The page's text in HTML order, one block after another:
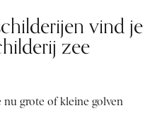
vind je
zee
grote of kleine golven